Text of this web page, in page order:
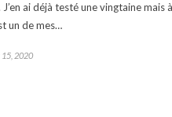
J’en ai déjà testé une vingtaine
un de mes…
2020